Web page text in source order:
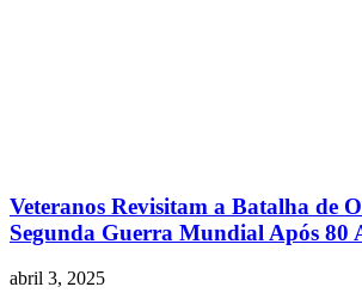
Veteranos Revisitam a Batalha de
Segunda Guerra Mundial Após 80
abril 3, 2025